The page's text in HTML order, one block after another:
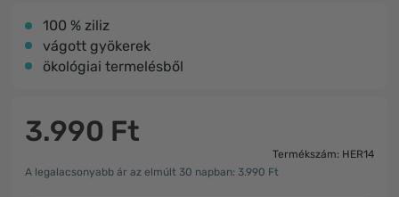
100 % ziliz
vágott gyökerek
ökológiai termelésből
3.990 Ft
Termékszám: HER14
A legalacsonyabb ár az elmúlt 30 napban: 3.990 Ft